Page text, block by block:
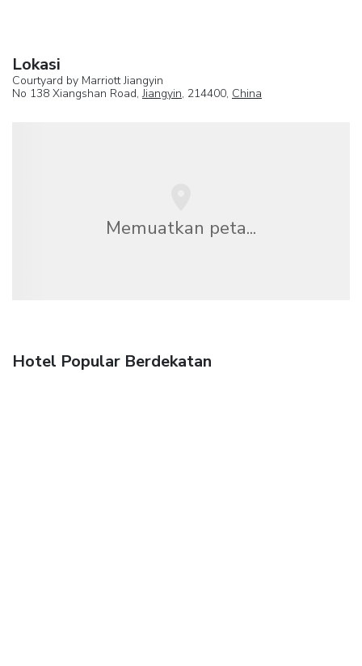
Lokasi
Courtyard by Marriott Jiangyin
No 138 Xiangshan Road,Jiangyin, 214400, China
Memuatkan peta...
Hotel Popular Berdekatan